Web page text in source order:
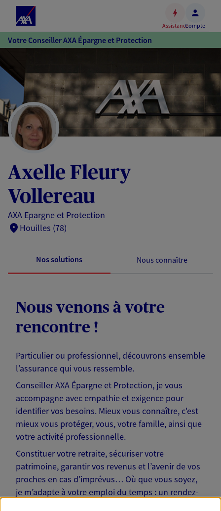
Accéder
au
Accéder
au
pied
de
page
AssistanceCompte
Votre Conseiller AXA Épargne et Protection
Axelle Fleury
Vollereau
AXA Epargne et Protection
Houilles (78)
Nos solutions Nous connaître
Nous venons à votre
rencontre !
Particulier ou professionnel, découvrons ensemble
l’assurance qui vous ressemble.
Conseiller AXA Épargne et Protection, je vous
accompagne avec empathie et exigence pour
identifier vos besoins. Mieux vous connaître, c'est
mieux vous protéger, vous, votre famille, ainsi que
votre activité professionnelle.
Constituer votre retraite, sécuriser votre
patrimoine, garantir vos revenus et l’avenir de vos
proches en cas d’imprévus… Où que vous soyez,
je m’adapte à votre emploi du temps : un rendez-